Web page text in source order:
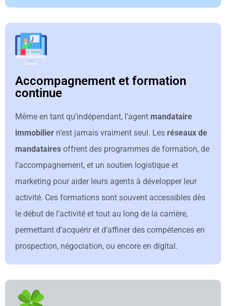
Accompagnement et formation
continue
Même en tant qu’indépendant, l’agent mandataire
immobilier n’est jamais vraiment seul. Les réseaux de
mandataires offrent des programmes de formation, de
l’accompagnement, et un soutien logistique et
marketing pour aider leurs agents à développer leur
activité. Ces formations sont souvent accessibles dès
le début de l’activité et tout au long de la carrière,
permettant d’acquérir et d’affiner des compétences en
prospection, négociation, ou encore en digital.